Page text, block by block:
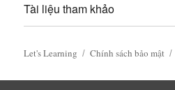
Tài liệu tham khảo
Let's Learning Chính sách bảo mật